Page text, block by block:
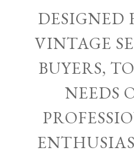
DESIGNED
VINTAGE
BUYERS,
NEEDS